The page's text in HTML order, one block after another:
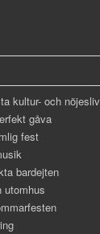
kultur- och nöjesliv
gåva
fest
bardejten
utomhus